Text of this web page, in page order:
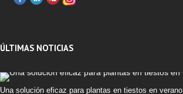
ÚLTIMAS NOTICIAS
Una solución eficaz para plantas en tiestos en verano